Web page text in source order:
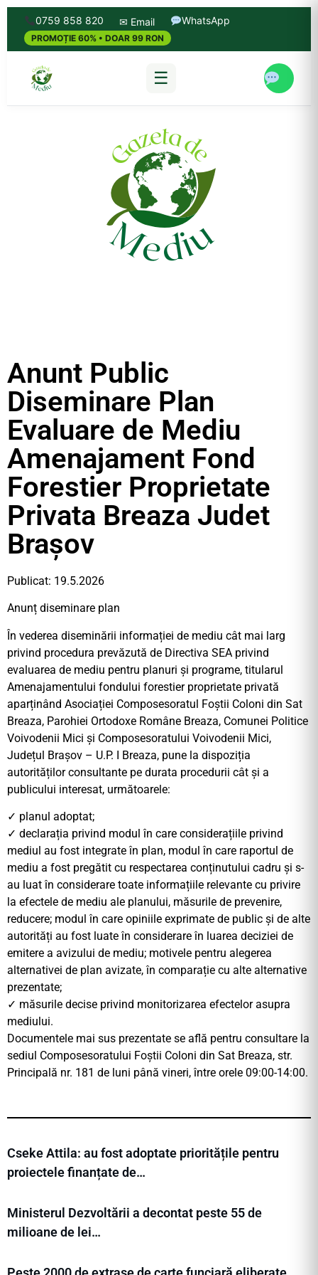
0759 858 820 ✉ Email WhatsApp
PROMOȚIE 60% • DOAR 99 RON
☰
Anunt Public
Diseminare Plan
Evaluare de Mediu
Amenajament Fond
Forestier Proprietate
Privata Breaza Judet
Brașov
Publicat: 19.5.2026
Anunț diseminare plan
În vederea diseminării informației de mediu cât mai larg
privind procedura prevăzută de Directiva SEA privind
evaluarea de mediu pentru planuri și programe, titularul
Amenajamentului fondului forestier proprietate privată
aparținând Asociației Composesoratul Foștii Coloni din Sat
Breaza, Parohiei Ortodoxe Române Breaza, Comunei Politice
Voivodenii Mici și Composesoratului Voivodenii Mici,
Județul Brașov – U.P. I Breaza, pune la dispoziția
autorităților consultante pe durata procedurii cât și a
publicului interesat, următoarele:
✓ planul adoptat;
✓ declarația privind modul în care considerațiile privind
mediul au fost integrate în plan, modul în care raportul de
mediu a fost pregătit cu respectarea conținutului cadru și s-
au luat în considerare toate informațiile relevante cu privire
la efectele de mediu ale planului, măsurile de prevenire,
reducere; modul în care opiniile exprimate de public și de alte
autorități au fost luate în considerare în luarea deciziei de
emitere a avizului de mediu; motivele pentru alegerea
alternativei de plan avizate, în comparație cu alte alternative
prezentate;
✓ măsurile decise privind monitorizarea efectelor asupra
mediului.
Documentele mai sus prezentate se află pentru consultare la
sediul Composesoratului Foștii Coloni din Sat Breaza, str.
Principală nr. 181 de luni până vineri, între orele 09:00-14:00.
Cseke Attila: au fost adoptate prioritățile pentru
proiectele finanțate de…
Ministerul Dezvoltării a decontat peste 55 de
milioane de lei…